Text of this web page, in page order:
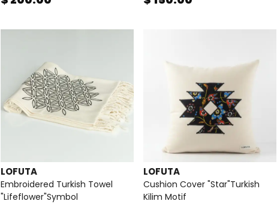
LOFUTA
Embroidered Turkish Towel
"Lifeflower"Symbol
LOFUTA
Cushion Cover "Star"Turkish
Kilim Motif